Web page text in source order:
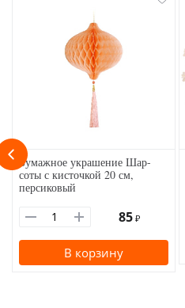
Бумажное украшение Шар-
соты с кисточкой 20 см,
персиковый
85 ₽
В корзину